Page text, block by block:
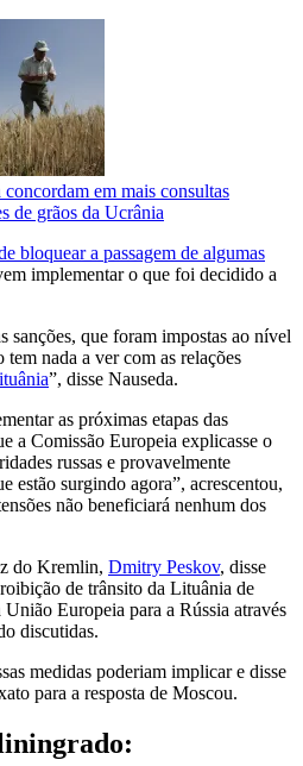
em mais consultas
de grãos da Ucrânia
bloquear a passagem de algumas
implementar o que foi decidido a
sanções, que foram impostas ao nível
nada a ver com as relações
”, disse Nauseda.
as próximas etapas das
a Comissão Europeia explicasse o
russas e provavelmente
estão surgindo agora”, acrescentou,
não beneficiará nenhum dos
do Kremlin, Dmitry Peskov, disse
de trânsito da Lituânia de
Europeia para a Rússia através
discutidas.
medidas poderiam implicar e disse
para a resposta de Moscou.